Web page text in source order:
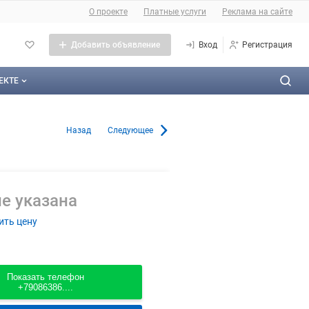
О сайте
О проекте Платные услуги Реклама на сайте
Добавить объявление Вход Регистрация
на сайте
сайта
в Екатеринбурге
Назад Следующее
указана
цену
Показать телефон
+79086386....